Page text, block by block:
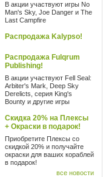
В акции участвуют игры No
Man's Sky, Joe Danger и The
Last Campfire
Распродажа Kalypso!
Распродажа Fulqrum
Publishing!
В акции участвуют Fell Seal:
Arbiter's Mark, Deep Sky
Derelicts, серия King's
Bounty и другие игры
Скидка 20% на Плексы
+ Окраски в подарок!
Приобретите Плексы со
скидкой 20% и получайте
окраски для ваших кораблей
в подарок!
все новости